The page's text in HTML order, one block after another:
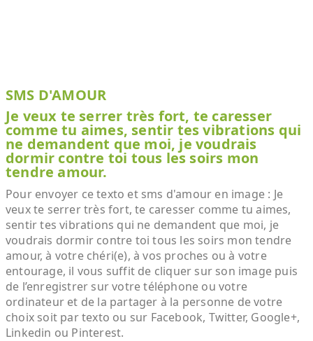
SMS D'AMOUR
Je veux te serrer très fort, te caresser
comme tu aimes, sentir tes vibrations qui
ne demandent que moi, je voudrais
dormir contre toi tous les soirs mon
tendre amour.
Pour envoyer ce texto et sms d'amour en image : Je
veux te serrer très fort, te caresser comme tu aimes,
sentir tes vibrations qui ne demandent que moi, je
voudrais dormir contre toi tous les soirs mon tendre
amour, à votre chéri(e), à vos proches ou à votre
entourage, il vous suffit de cliquer sur son image puis
de l’enregistrer sur votre téléphone ou votre
ordinateur et de la partager à la personne de votre
choix soit par texto ou sur Facebook, Twitter, Google+,
Linkedin ou Pinterest.